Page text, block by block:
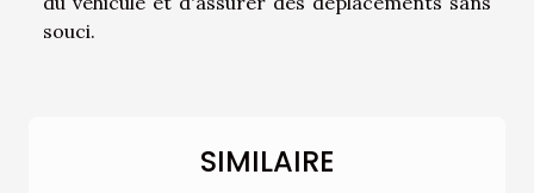
souci.
SIMILAIRE